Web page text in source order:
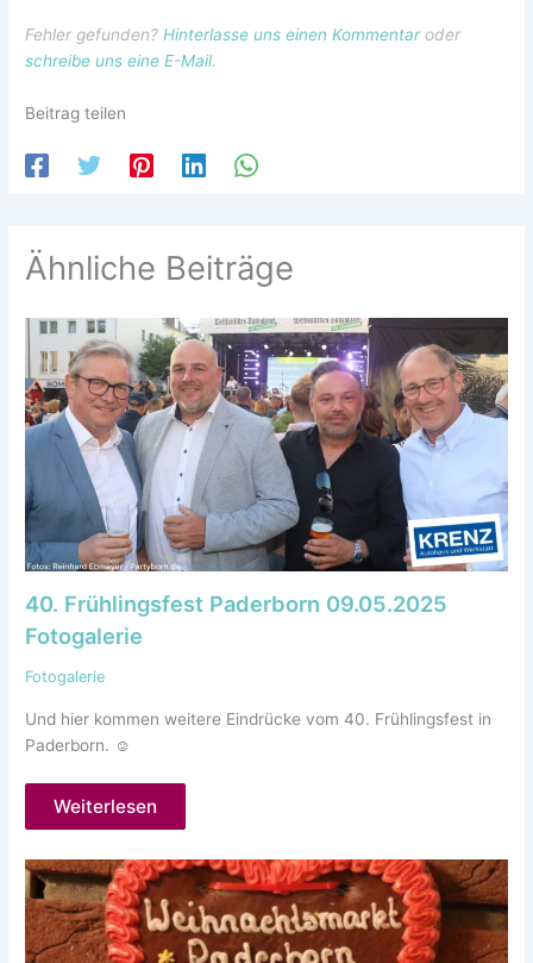
Fehler gefunden?Hinterlasse uns einen Kommentaroder
schreibe uns eine E-Mail.
Beitrag teilen
Ähnliche Beiträge
40. Frühlingsfest Paderborn 09.05.2025
Fotogalerie
Fotogalerie
Und hier kommen weitere Eindrücke vom 40. Frühlingsfest in
Paderborn. ☺️
Weiterlesen